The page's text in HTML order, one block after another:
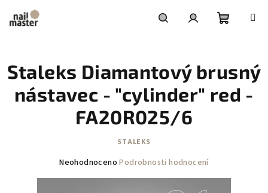
obsah
košík
Staleks Diamantový brusný
nástavec - "cylinder" red -
FA20R025/6
STALEKS
Průměrné
Neohodnoceno Podrobnosti hodnocení